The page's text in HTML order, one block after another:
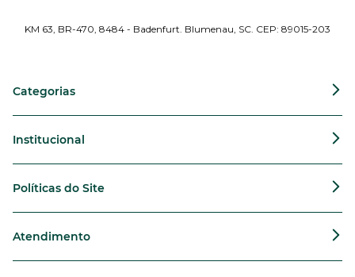
KM 63, BR-470, 8484 - Badenfurt. Blumenau, SC. CEP: 89015-203
Categorias
Institucional
Políticas do Site
Atendimento